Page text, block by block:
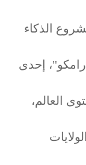
الذكاء
إحدى
العالم،